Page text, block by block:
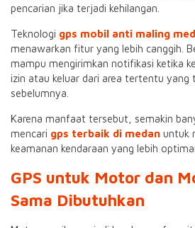
pencarian jika terjadi kehilangan.
Teknologi gps mobil anti maling
menawarkan fitur yang lebih canggih.
mampu mengirimkan notifikasi ketika
izin atau keluar dari area tertentu yang
sebelumnya.
Karena manfaat tersebut, semakin
mencari gps terbaik di medan untuk
keamanan kendaraan yang lebih optimal.
GPS untuk Motor dan
Sama Dibutuhkan